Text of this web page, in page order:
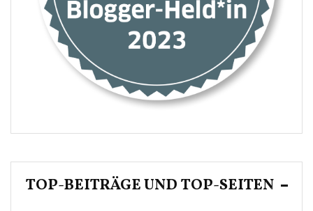
TOP-BEITRÄGE UND TOP-SEITEN